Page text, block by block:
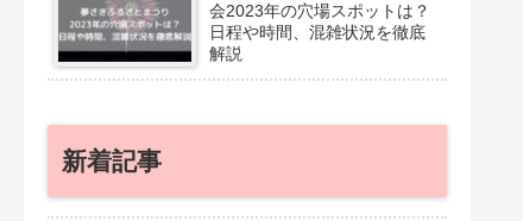
会2023年の穴場スポットは？
日程や時間、混雑状況を徹底
解説
新着記事